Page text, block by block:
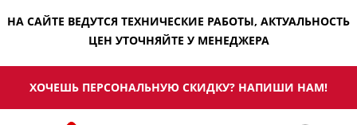
НА САЙТЕ ВЕДУТСЯ ТЕХНИЧЕСКИЕ РАБОТЫ, АКТУАЛЬНОСТЬ
ЦЕН УТОЧНЯЙТЕ У МЕНЕДЖЕРА
ХОЧЕШЬ ПЕРСОНАЛЬНУЮ СКИДКУ? НАПИШИ НАМ!